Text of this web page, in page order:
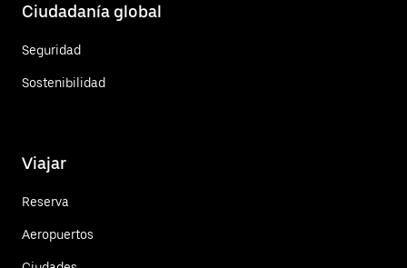
Ciudadanía global
Seguridad
Sostenibilidad
Viajar
Reserva
Aeropuertos